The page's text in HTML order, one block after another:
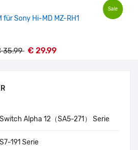
Alpha 12（SA5-271） Serie
191 Serie
Sale
für Sony Hi-MD MZ-RH1
35.99 € 29.99